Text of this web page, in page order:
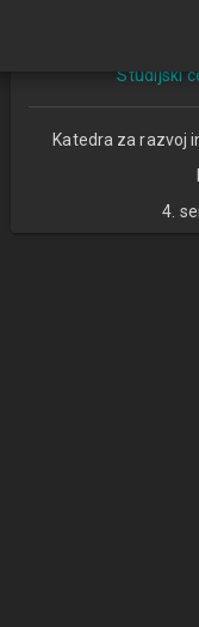
Studijski
Studijski
Katedra za razvoj
4.